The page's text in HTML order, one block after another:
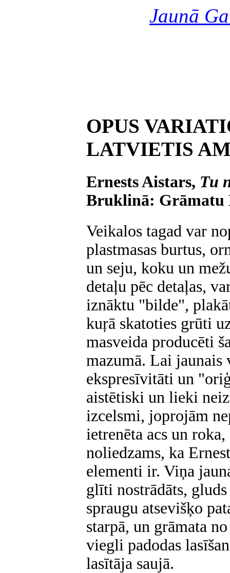
Jaunā
OPUS
LATVIETIS
Ernests Aistars, Tu
Bruklinā: Grāmatu
Veikalos tagad var
plastmasas burtus,
un seju, koku un
detaļu pēc detaļas,
iznāktu "bilde",
kuŗā skatoties grūti
masveida producēti
mazumā. Lai jaunais
ekspresīvitāti un
aistētiski un lieki
izcelsmi, joprojām
ietrenēta acs un
noliedzams, ka
elementi ir. Viņa
glīti nostrādāts,
spraugu atsevišķo
starpā, un grāmata
viegli padodas
lasītāja saujā.